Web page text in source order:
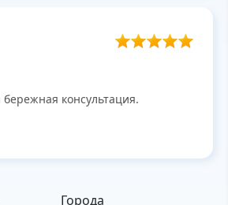
консультация.
Города